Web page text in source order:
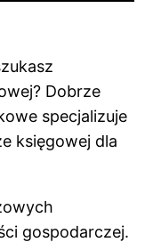
Dobrze
specjalizuje
księgowej dla
gospodarczej.